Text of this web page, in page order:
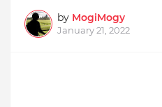
by MogiMogy
January 21, 2022